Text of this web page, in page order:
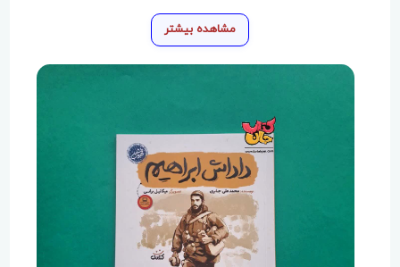
مشاهده بیشتر